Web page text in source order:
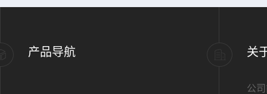
产品导航 关
公